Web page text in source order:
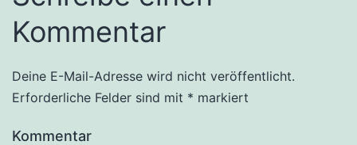
Kommentar
Deine E-Mail-Adresse wird nicht veröffentlicht.
Erforderliche Felder sind mit * markiert
Kommentar